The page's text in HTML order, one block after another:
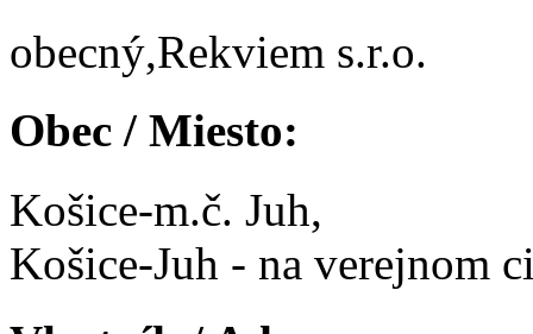
obecný,Rekviem s.r.o.
Obec / Miesto:
Košice-m.č. Juh,
Košice-Juh - na verejnom